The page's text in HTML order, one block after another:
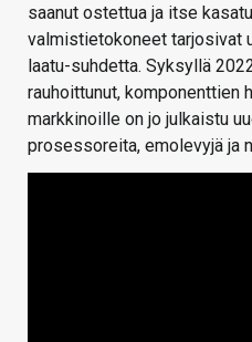
saanut ostettua ja itse
valmistietokoneet tarjosivat
laatu-suhdetta. Syksyllä
rauhoittunut, komponenttien
markkinoille on jo julkaistu
prosessoreita, emolevyjä ja